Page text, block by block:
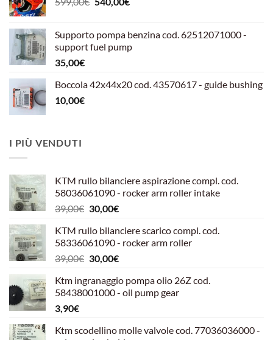
era:
599,00€.
è:
540,00€.
Supporto pompa benzina cod. 62512071000 -
support fuel pump
35,00€
Boccola 42x44x20 cod. 43570617 - guide bushing
10,00€
I PIÙ VENDUTI
KTM rullo bilanciere aspirazione compl. cod.
58036061090 - rocker arm roller intake
39,00€ Il
originale
era:
39,00€.
30,00€Il
attuale
è:
30,00€.
KTM rullo bilanciere scarico compl. cod.
58336061090 - rocker arm roller
39,00€ Il
originale
era:
30,00€Il
attuale
è:
Ktm ingranaggio pompa olio 26Z cod.
58438001000 - oil pump gear
3,90€
Ktm scodellino molle valvole cod. 77036036000 -